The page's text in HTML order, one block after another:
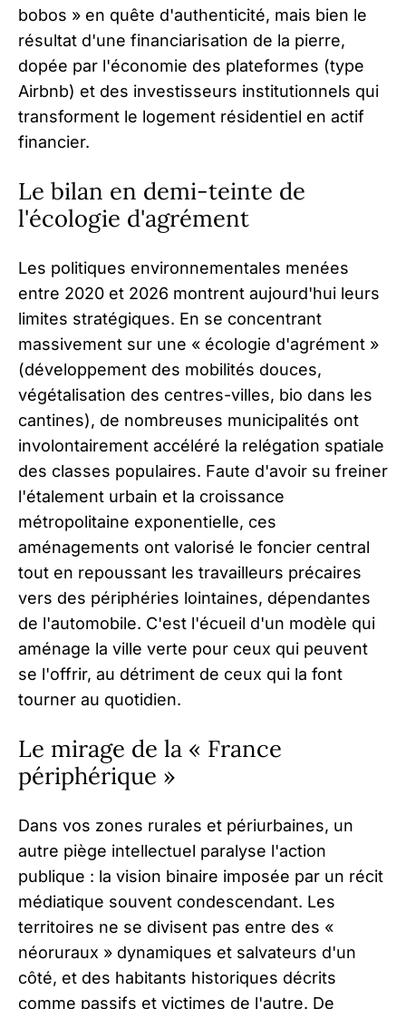
bobos » en quête d'authenticité, mais bien le
résultat d'une financiarisation de la pierre,
dopée par l'économie des plateformes (type
Airbnb) et des investisseurs institutionnels qui
transforment le logement résidentiel en actif
financier.
Le bilan en demi-teinte de
l'écologie d'agrément
Les politiques environnementales menées
entre 2020 et 2026 montrent aujourd'hui leurs
limites stratégiques. En se concentrant
massivement sur une « écologie d'agrément »
(développement des mobilités douces,
végétalisation des centres-villes, bio dans les
cantines), de nombreuses municipalités ont
involontairement accéléré la relégation spatiale
des classes populaires. Faute d'avoir su freiner
l'étalement urbain et la croissance
métropolitaine exponentielle, ces
aménagements ont valorisé le foncier central
tout en repoussant les travailleurs précaires
vers des périphéries lointaines, dépendantes
de l'automobile. C'est l'écueil d'un modèle qui
aménage la ville verte pour ceux qui peuvent
se l'offrir, au détriment de ceux qui la font
tourner au quotidien.
Le mirage de la « France
périphérique »
Dans vos zones rurales et périurbaines, un
autre piège intellectuel paralyse l'action
publique : la vision binaire imposée par un récit
médiatique souvent condescendant. Les
territoires ne se divisent pas entre des «
néoruraux » dynamiques et salvateurs d'un
côté, et des habitants historiques décrits
comme passifs et victimes de l'autre. De